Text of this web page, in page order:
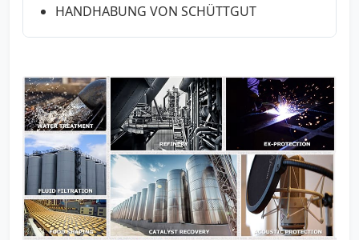
HANDHABUNG VON SCHÜTTGUT